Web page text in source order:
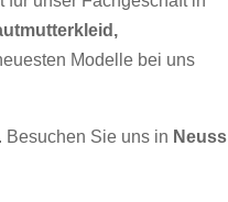
Modelle bei uns
Besuchen Sie uns in Neuss